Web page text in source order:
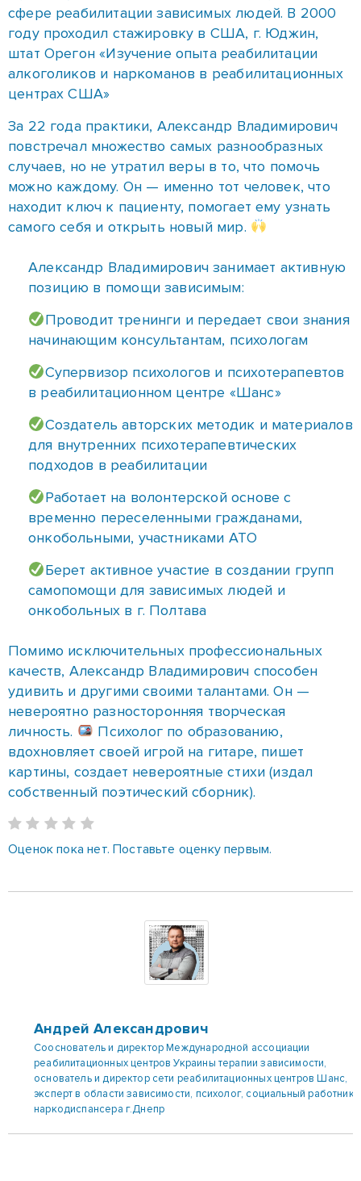
сфере реабилитации зависимых людей. В 2000
году проходил стажировку в США, г. Юджин,
штат Орегон «Изучение опыта реабилитации
алкоголиков и наркоманов в реабилитационных
центрах США»
За 22 года практики, Александр Владимирович
повстречал множество самых разнообразных
случаев, но не утратил веры в то, что помочь
можно каждому. Он — именно тот человек, что
находит ключ к пациенту, помогает ему узнать
самого себя и открыть новый мир.
Александр Владимирович занимает активную
позицию в помощи зависимым:
Проводит тренинги и передает свои знания
начинающим консультантам, психологам
Супервизор психологов и психотерапевтов
в реабилитационном центре «Шанс»
Создатель авторских методик и материалов
для внутренних психотерапевтических
подходов в реабилитации
Работает на волонтерской основе с
временно переселенными гражданами,
онкобольными, участниками АТО
Берет активное участие в создании групп
самопомощи для зависимых людей и
онкобольных в г. Полтава
Помимо исключительных профессиональных
качеств, Александр Владимирович способен
удивить и другими своими талантами. Он —
невероятно разносторонняя творческая
личность.
Психолог по образованию,
вдохновляет своей игрой на гитаре, пишет
картины, создает невероятные стихи (издал
собственный поэтический сборник).
Оценок пока нет. Поставьте оценку первым.
Андрей Александрович
Сооснователь и директор Международной ассоциации
реабилитационных центров Украины терапии зависимости,
основатель и директор сети реабилитационных центров Шанс,
эксперт в области зависимости, психолог, социальный работник
наркодиспансера г.Днепр